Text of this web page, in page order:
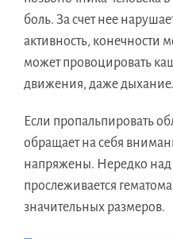
боль. За счет нее
активность, конечности
может провоцировать
движения, даже дыхание.
Если пропальпировать
обращает на себя
напряжены. Нередко
прослеживается
значительных размеров.